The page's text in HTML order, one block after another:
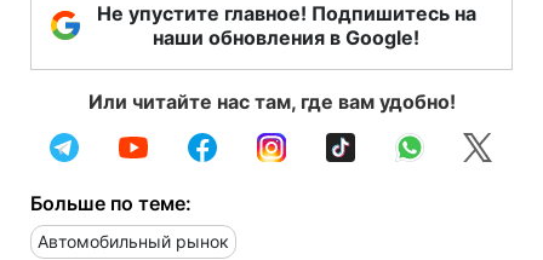
Не упустите главное! Подпишитесь на
наши обновления в Google!
Или читайте нас там, где вам удобно!
Больше по теме:
Автомобильный рынок